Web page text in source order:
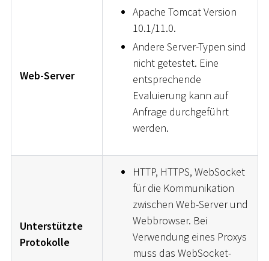
Web-Server
Apache Tomcat Version
10.1/11.0.
Andere Server-Typen sind
nicht getestet. Eine
entsprechende
Evaluierung kann auf
Anfrage durchgeführt
werden.
Unterstützte
Protokolle
HTTP, HTTPS, WebSocket
für die Kommunikation
zwischen Web-Server und
Webbrowser. Bei
Verwendung eines Proxys
muss das WebSocket-